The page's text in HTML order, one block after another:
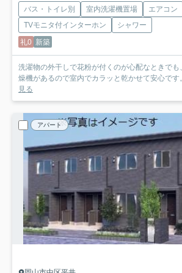
バス・トイレ別 室内洗濯機置場 エアコン
TVモニタ付インターホン
シャワー
礼0 新築
洗濯物の外干しで花粉が付くのが心配なときで
燥機があるので室内でカラッと乾かせて安心です
見る
アパート